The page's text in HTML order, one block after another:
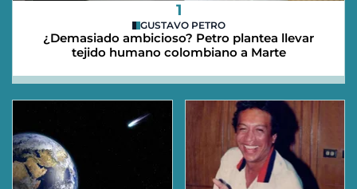
1
GUSTAVO PETRO
¿Demasiado ambicioso? Petro plantea llevar
tejido humano colombiano a Marte